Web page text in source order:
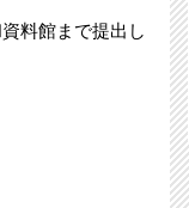
料館まで提出し